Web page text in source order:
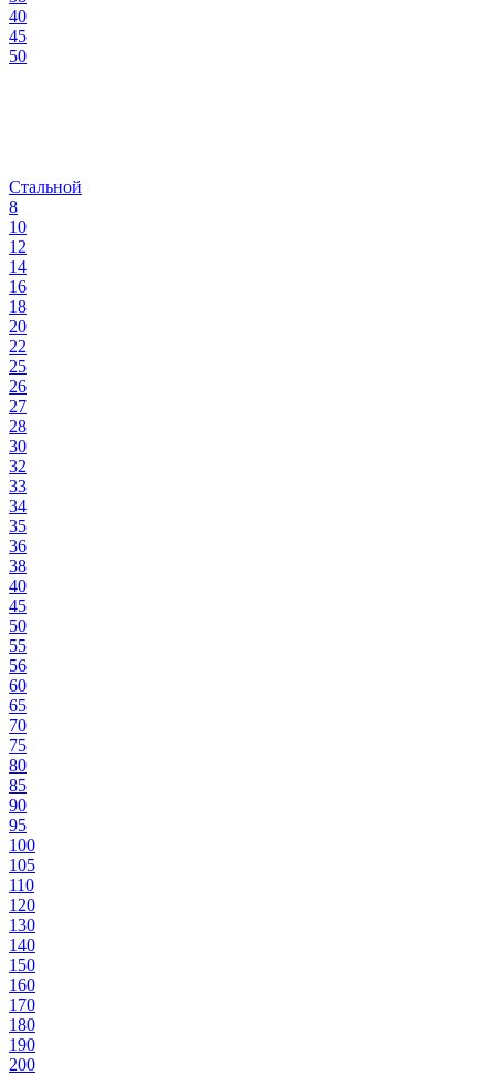
40
45
50
Стальной
8
10
12
14
16
18
20
22
25
26
27
28
30
32
33
34
35
36
38
40
45
50
55
56
60
65
70
75
80
85
90
95
100
105
110
120
130
140
150
160
170
180
190
200